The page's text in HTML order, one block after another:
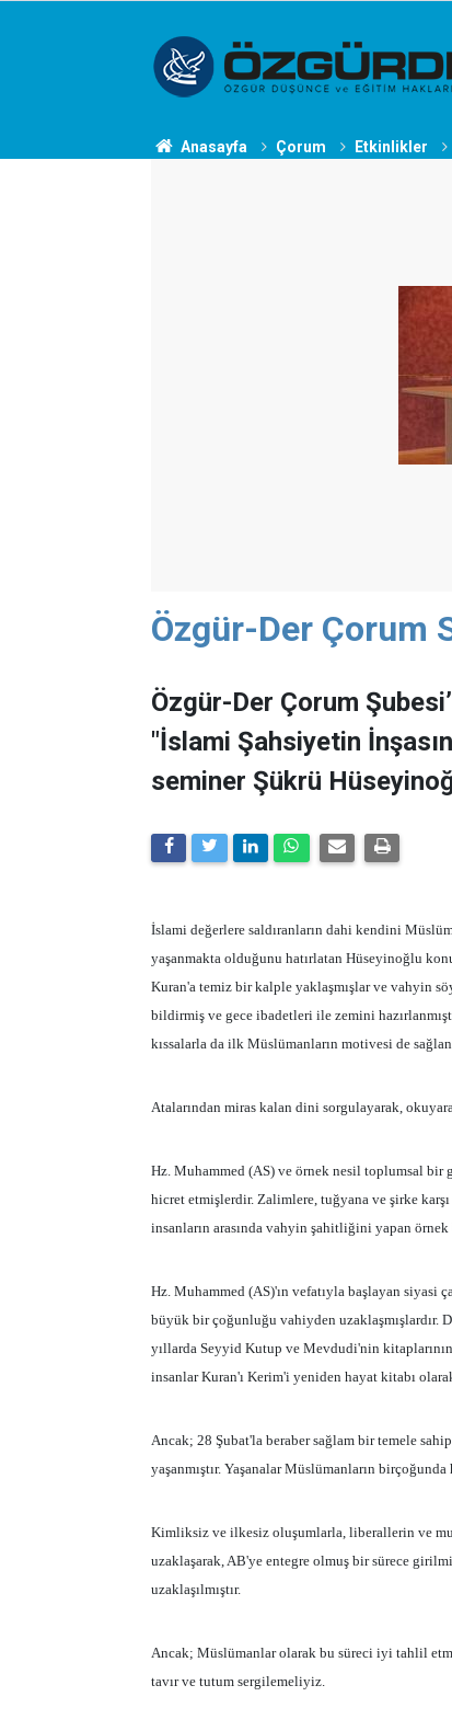
Anasayfa Çorum Etkinlikler
Özgür-Der Çorum
Özgür-Der Çorum
"İslami Şahsiyetin
seminer Şükrü
İslami değerlere saldıranların dahi kendini
yaşanmakta olduğunu hatırlatan Hüseyinoğlu
Kuran'a temiz bir kalple yaklaşmışlar ve vahyin
bildirmiş ve gece ibadetleri ile zemini
kıssalarla da ilk Müslümanların motivesi de
Atalarından miras kalan dini sorgulayarak,
Hz. Muhammed (AS) ve örnek nesil toplumsal bir
hicret etmişlerdir. Zalimlere, tuğyana ve şirke
insanların arasında vahyin şahitliğini yapan
Hz. Muhammed (AS)'ın vefatıyla başlayan siyasi
büyük bir çoğunluğu vahiyden uzaklaşmışlardır.
yıllarda Seyyid Kutup ve Mevdudi'nin
insanlar Kuran'ı Kerim'i yeniden hayat kitabı
Ancak; 28 Şubat'la beraber sağlam bir temele
yaşanmıştır. Yaşanalar Müslümanların
Kimliksiz ve ilkesiz oluşumlarla, liberallerin ve
uzaklaşarak, AB'ye entegre olmuş bir sürece
uzaklaşılmıştır.
Ancak; Müslümanlar olarak bu süreci iyi tahlil
tavır ve tutum sergilemeliyiz.